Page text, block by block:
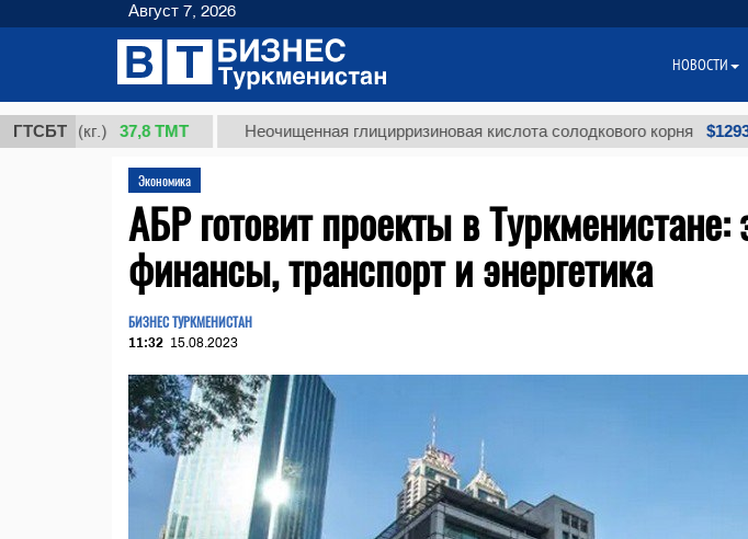
ГТСБТ
(кг.) 37,8 ТМТ Неочищенная глицирризиновая кислота солодкового корня $12935,18
Экономика
АБР готовит проекты в Туркменистане:
финансы, транспорт и энергетика
БИЗНЕС ТУРКМЕНИСТАН
11:32 15.08.2023
Август 7, 2026
НОВОСТИ